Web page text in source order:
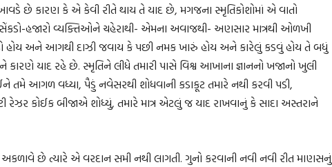
છે કારણ કે એ કેવી રીતે થાય તે યાદ છે, મગજના સ્મૃતિકોશોમાં એ વાતો
સેંકડો-હજારો વ્યક્તિઓને ચહેરાથી- એમના અવાજથી- અણસાર માત્રથી ઓળખી
હોય અને આગથી દાઝી જવાય કે પછી નમક ખારું હોય અને કારેલું કડવું હોય તે બધું
કારણે યાદ રહે છે. સ્મૃતિને લીધે તમારી પાસે વિશ્વ આખાના જ્ઞાનનો ખજાનો ખુલી
આગળ વધ્યા, પૈડું નવેસરથી શોધવાની કડાકૂટ તમારે નથી કરવી પડી,
રેઝર કોઈક બીજાએ શોધ્યું, તમારે માત્ર એટલું જ યાદ રાખવાનું કે સાદા અસ્તરાને
છે ત્યારે એ વરદાન સમી નથી લાગતી. ગુનો કરવાની નવી નવી રીત માણસનું